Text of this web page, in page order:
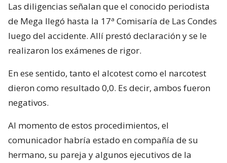
Las diligencias señalan que el conocido periodista
de Mega llegó hasta la 17ª Comisaría de Las Condes
luego del accidente. Allí prestó declaración y se le
realizaron los exámenes de rigor.
En ese sentido, tanto el alcotest como el narcotest
dieron como resultado 0,0. Es decir, ambos fueron
negativos.
Al momento de estos procedimientos, el
comunicador habría estado en compañía de su
hermano, su pareja y algunos ejecutivos de la